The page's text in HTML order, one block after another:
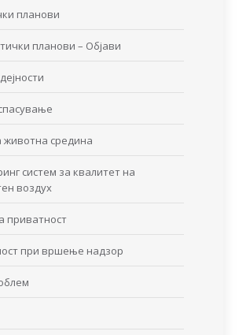
планови
планови – Објави
животна средина
систем за квалитет на
воздух
приватност
при вршење надзор